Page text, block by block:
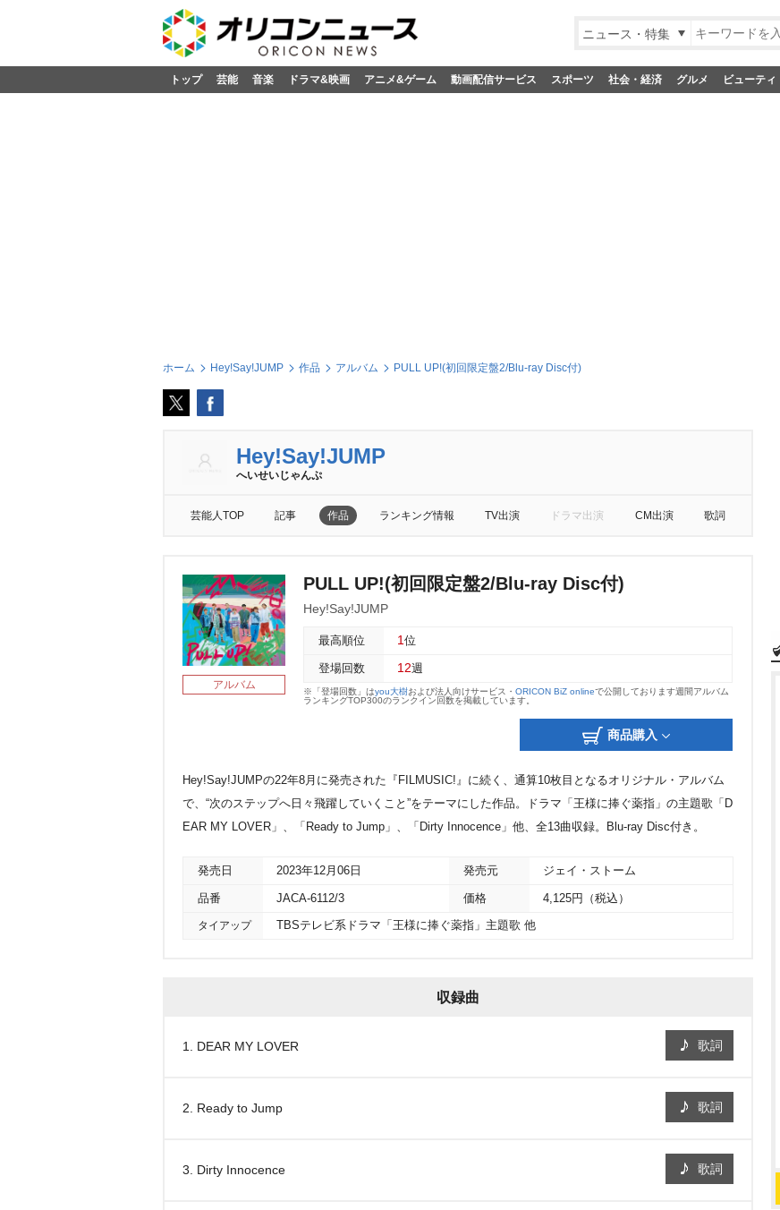
ニュース・特集
トップ 芸能 音楽 ドラマ&映画 アニメ&ゲーム 動画配信サービス スポーツ 社会・経済 グルメ ビューティ
ホーム Hey!Say!JUMP 作品 アルバム PULL UP!(初回限定盤2/Blu-ray Disc付)
Hey!Say!JUMP
へいせいじゃんぷ
芸能人TOP 記事 作品 ランキング情報 TV出演 ドラマ出演 CM出演 歌詞
アルバム
PULL UP!(初回限定盤2/Blu-ray Disc付)
Hey!Say!JUMP
最高順位 1 位
登場回数 12週
※「登場回数」はyou大樹および法人向けサービス・ ORICON BiZ onlineで公開しております週間アルバム
ランキングTOP300のランクイン回数を掲載しています。
商品購入
Hey!Say!JUMPの22年8月に発売された『FILMUSIC!』に続く、通算10枚目となるオリジナル・アルバム
で、“次のステップへ日々飛躍していくこと”をテーマにした作品。ドラマ「王様に捧ぐ薬指」の主題歌「D
EAR MY LOVER」、「Ready to Jump」、「Dirty Innocence」他、全13曲収録。Blu-ray Disc付き。
発売日 2023年12月06日 発売元 ジェイ・ストーム
品番 JACA-6112/3 価格 4,125円（税込）
タイアップ TBSテレビ系ドラマ「王様に捧ぐ薬指」主題歌 他
収録曲
1. DEAR MY LOVER 歌詞
2. Ready to Jump 歌詞
3. Dirty Innocence 歌詞